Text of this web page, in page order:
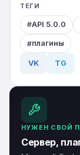
ТЕГИ
API 5.0.0
плагины
VK TG
НУЖЕН СВОЙ
Сервер,